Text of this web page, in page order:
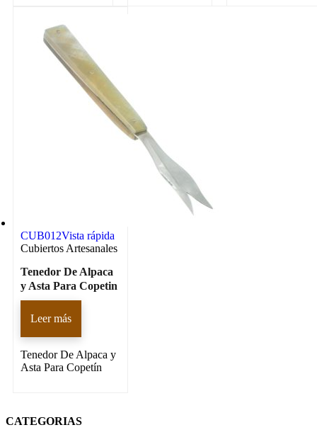
CUB012Vista rápida
Cubiertos Artesanales
Tenedor De Alpaca
y Asta Para Copetin
Leer más
Tenedor De Alpaca y
Asta Para Copetín
CATEGORIAS